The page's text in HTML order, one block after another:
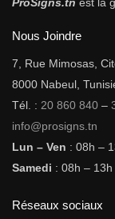
ProSigns.tn est la
Nous Joindre
7, Rue Mimosas,
8000 Nabeul,
Tél. : 20 860 840 –
info@prosigns.tn
Lun – Ven : 08h –
Samedi : 08h – 13h
Réseaux sociaux